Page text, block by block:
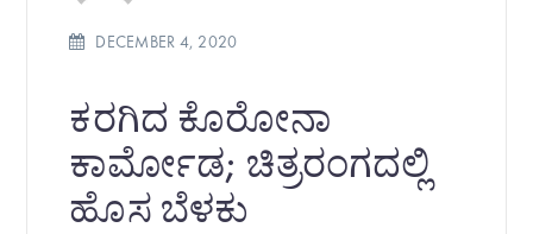
DECEMBER 4, 2020
ಕರಗಿದ ಕೊರೋನಾ
ಕಾರ್ಮೋಡ; ಚಿತ್ರರಂಗದಲ್ಲಿ
ಹೊಸ ಬೆಳಕು